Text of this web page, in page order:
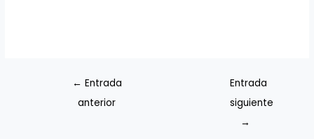
← Entrada
anterior
Entrada
siguiente
→